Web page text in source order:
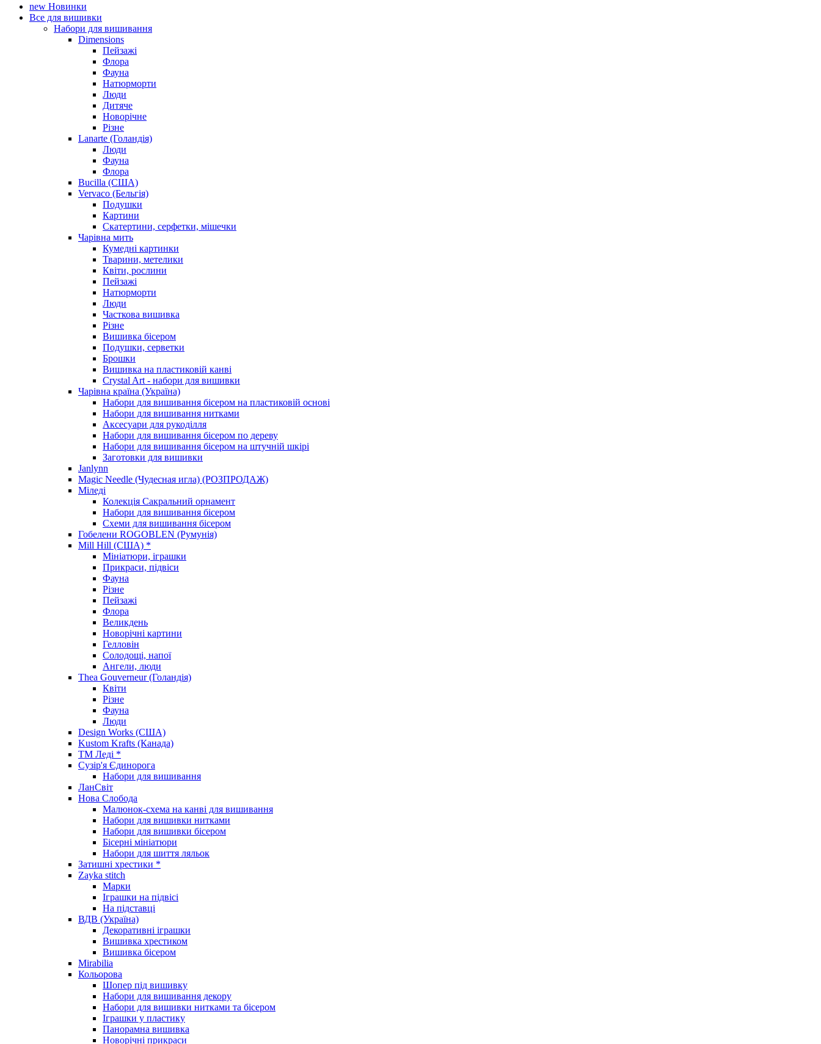
new Новинки
Все для вишивки
Набори для вишивання
Dimensions
Пейзажі
Флора
Фауна
Натюрморти
Люди
Дитяче
Новорічне
Різне
Lanarte (Голандія)
Люди
Фауна
Флора
Bucilla (США)
Vervaco (Бельгія)
Подушки
Картини
Скатертини, серфетки, мішечки
Чарiвна мить
Кумедні картинки
Тварини, метелики
Квіти, рослини
Пейзажі
Натюрморти
Люди
Часткова вишивка
Різне
Вишивка бісером
Подушки, серветки
Брошки
Вишивка на пластиковій канві
Crystal Art - набори для вишивки
Чарівна країна (Україна)
Набори для вишивання бісером на пластиковій основі
Набори для вишивання нитками
Аксесуари для рукоділля
Набори для вишивання бісером по дереву
Набори для вишивання бісером на штучній шкірі
Заготовки для вишивки
Janlynn
Magic Needle (Чудесная игла) (РОЗПРОДАЖ)
Міледі
Колекція Сакральний орнамент
Набори для вишивання бісером
Схеми для вишивання бісером
Гобелени ROGOBLEN (Румунія)
Mill Hill (США) *
Мініатюри, іграшки
Прикраси, підвіси
Фауна
Різне
Пейзажі
Флора
Великдень
Новорічні картини
Гелловін
Солодощі, напої
Ангели, люди
Thea Gouverneur (Голандія)
Квіти
Різне
Фауна
Люди
Design Works (США)
Kustom Krafts (Канада)
ТМ Леді *
Сузір'я Єдинорога
Набори для вишивання
ЛанСвіт
Нова Слобода
Малюнок-схема на канві для вишивання
Набори для вишивки нитками
Набори для вишивки бісером
Бісерні мініатюри
Набори для шиття ляльок
Затишні хрестики *
Zayka stitch
Марки
Іграшки на підвісі
На підставці
ВДВ (Україна)
Декоративні іграшки
Вишивка хрестиком
Вишивка бісером
Mirabilia
Кольорова
Шопер під вишивку
Набори для вишивання декору
Набори для вишивки нитками та бісером
Іграшки у пластику
Панорамна вишивка
Новорічні прикраси